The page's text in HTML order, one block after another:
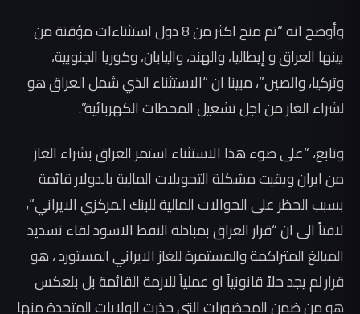
وأوضح انه “تم منح اكثر من 8 دول استثناءات مؤقتة من
بينها العراق و إيطاليا، والهند، واليابان، وكوريا الجنوبية،
وتركيا، والصين”، مبينا ان “الاستثناء الذي شمل العراق هو
لشراء الغاز من اجل تشغيل المحطات الكهربائية”.
وتابع، “على ضوء هذا الاستثناء استمر العراق بشراء الغاز
من ايران وبقيت مشكلة التحويلات المالية بالدولار قائمة
بسبب الحظر على الحوالات المالية للبنك المركزي الايراني”،
لافتاً الى ان “قرار العراق بمبادلة النفط الاسود لقاء تسديد
المبالغ المتراكمة والمستمرة للغاز الايراني المستورد ، هو
قرار لم يجد حلاً قانونياً او عملياً للازمة القائمة بل بلعكس
هو من ضمن المحضورات التي حذرت الولايات المتحدة منها